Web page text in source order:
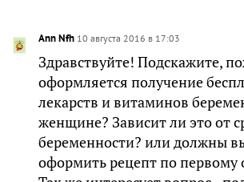
Ann Nfh 10 августа 2016 в 17:03
Здравствуйте! Подскажите,
оформляется получение
лекарств и витаминов
женщине? Зависит ли это от
беременности? или должны
оформить рецепт по